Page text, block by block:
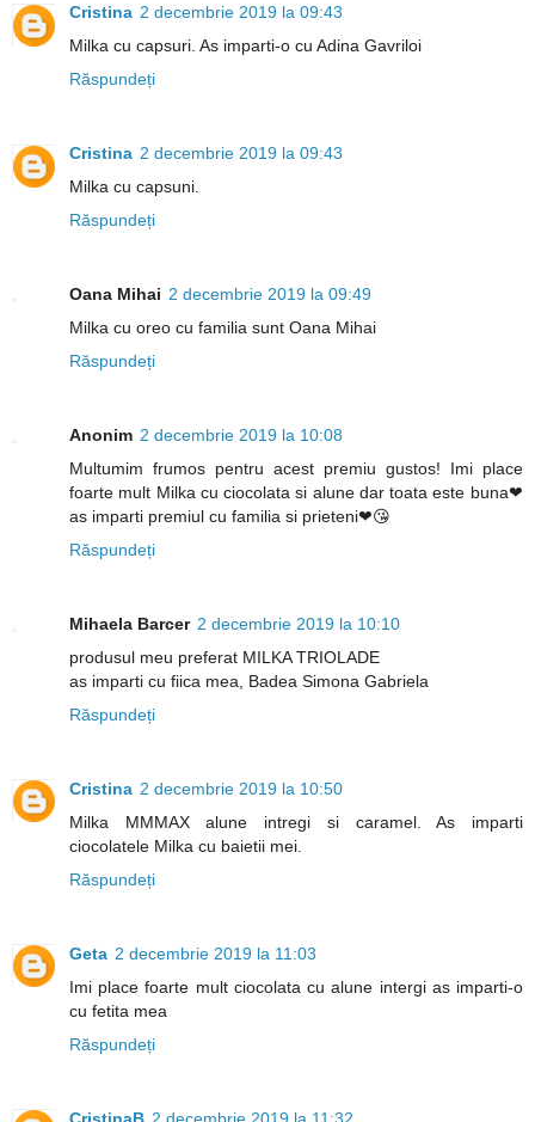
Cristina 2 decembrie 2019 la 09:43
Milka cu capsuri. As imparti-o cu Adina Gavriloi
Răspundeți
Cristina 2 decembrie 2019 la 09:43
Milka cu capsuni.
Răspundeți
Oana Mihai 2 decembrie 2019 la 09:49
Milka cu oreo cu familia sunt Oana Mihai
Răspundeți
Anonim 2 decembrie 2019 la 10:08
Multumim frumos pentru acest premiu gustos! Imi place
foarte mult Milka cu ciocolata si alune dar toata este buna❤
as imparti premiul cu familia si prieteni❤😘
Răspundeți
Mihaela Barcer 2 decembrie 2019 la 10:10
produsul meu preferat MILKA TRIOLADE
as imparti cu fiica mea, Badea Simona Gabriela
Răspundeți
Cristina 2 decembrie 2019 la 10:50
Milka MMMAX alune intregi si caramel. As imparti
ciocolatele Milka cu baietii mei.
Răspundeți
Geta 2 decembrie 2019 la 11:03
Imi place foarte mult ciocolata cu alune intergi as imparti-o
cu fetita mea
Răspundeți
CristinaB 2 decembrie 2019 la 11:32